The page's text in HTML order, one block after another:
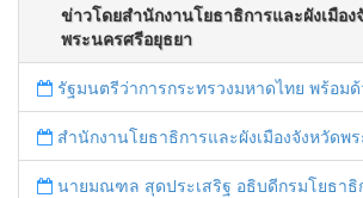
ข่าวโดยสำนักงานโยธาธิการและผังเมือง
พระนครศรีอยุธยา
รัฐมนตรีว่าการกระทรวงมหาดไทย พร้อมด้วยรองอธิบดีกรมโยธาธิการและผังเมือง เดินทางมาตรวจคันป้องกันน้ำท่วม ณ จังหวัดพระ
สำนักงานโยธาธิการและผังเมืองจังหวัดพระนครศรีอยุธยา จัดประชุมคณะกรรมการกำกับดูแลและปฏิบัติงานของที่ปรึกษาและคณะกรรมการตรวจการจ้างที่ปรึกษา โครงการจัดวางระบบผังโคร
นายมณฑล สุดประเสริฐ อธิบดีกรมโยธาธิการและผังเมือง เดินทางมาตรวจคันป้องกันน้ำท่วม ณ จังหวัดพระ